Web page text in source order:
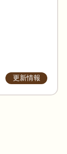
更新情報